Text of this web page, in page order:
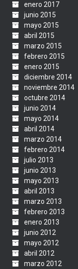
enero 2017
junio 2015
mayo 2015
abril 2015
marzo 2015
febrero 2015
enero 2015
diciembre 2014
noviembre 2014
octubre 2014
junio 2014
mayo 2014
abril 2014
marzo 2014
febrero 2014
julio 2013
junio 2013
mayo 2013
abril 2013
marzo 2013
febrero 2013
enero 2013
junio 2012
mayo 2012
abril 2012
marzo 2012